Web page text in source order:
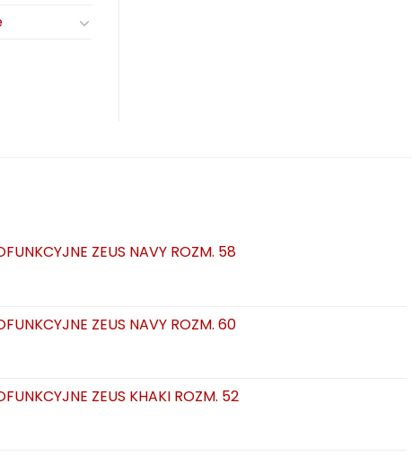
ZEUS NAVY ROZM. 58
ZEUS NAVY ROZM. 60
ZEUS KHAKI ROZM. 52